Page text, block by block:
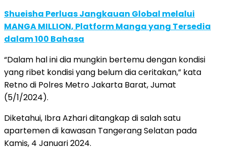
Shueisha Perluas Jangkauan Global melalui
MANGA MILLION, Platform Manga yang Tersedia
dalam 100 Bahasa
“Dalam hal ini dia mungkin bertemu dengan kondisi
yang ribet kondisi yang belum dia ceritakan,” kata
Retno di Polres Metro Jakarta Barat, Jumat
(5/1/2024).
Diketahui, Ibra Azhari ditangkap di salah satu
apartemen di kawasan Tangerang Selatan pada
Kamis, 4 Januari 2024.